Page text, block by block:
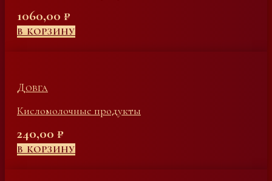
1060,00 ₽
В КОРЗИНУ
Довга
Кисломолочные продукты
240,00 ₽
В КОРЗИНУ